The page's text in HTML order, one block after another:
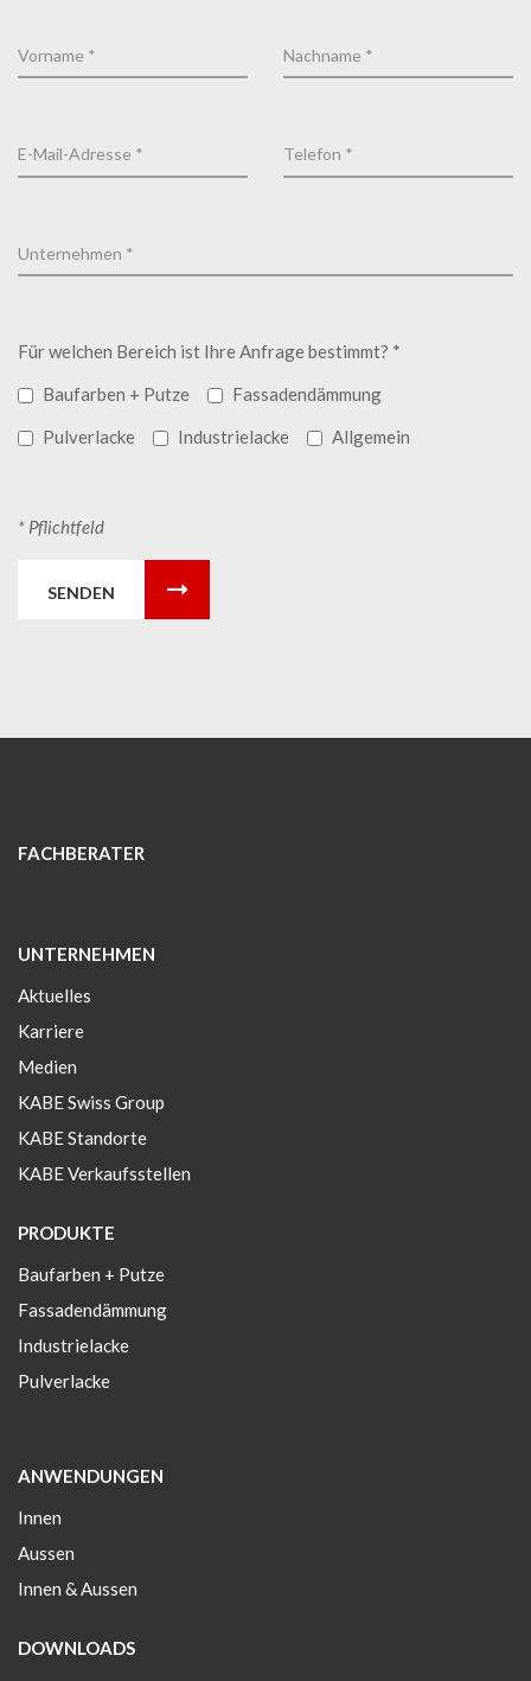
Für welchen Bereich ist Ihre Anfrage bestimmt? *
Baufarben + Putze
Fassadendämmung
Pulverlacke
Industrielacke Allgemein
* Pflichtfeld
SENDEN
FACHBERATER
UNTERNEHMEN
Aktuelles
Karriere
Medien
KABE Swiss Group
KABE Standorte
KABE Verkaufsstellen
PRODUKTE
Baufarben + Putze
Fassadendämmung
Industrielacke
Pulverlacke
ANWENDUNGEN
Innen
Aussen
Innen & Aussen
DOWNLOADS